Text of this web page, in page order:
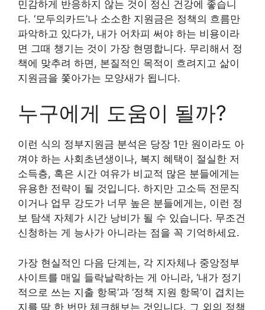
민감하게 반응하지 않는 것이 정신 건강에 좋습니
다. ‘모두의카드’나 소소한 지원금은 정책의 흐름만
파악하고 있다가, 내가 어차피 써야 하는 비용이라
면 그때 챙기는 것이 가장 현명합니다. 무리해서 정
책에 맞추려 하면, 본질적인 목적이 흐려지고 삶이
지원금을 쫓아가는 모양새가 됩니다.
누구에게 도움이 될까?
이런 식의 정부지원금 분석은 당장 1만 원이라도 아
껴야 하는 사회초년생이나, 복지 혜택이 절실한 저
소득층, 혹은 시간 여유가 비교적 많은 분들에게는
유용한 전략이 될 것입니다. 하지만 고소득 전문직
이거나 업무 강도가 너무 높은 분들에게는, 이런 정
보 탐색 자체가 시간 낭비가 될 수 있습니다. 무조건
신청하는 게 능사가 아니라는 점을 꼭 기억하세요.
가장 현실적인 다음 단계는, 각 지자체나 중앙정부
사이트를 매일 들락날락하는 게 아니라, ‘내가 정기
적으로 쓰는 지출 항목’과 ‘정책 지원 항목’이 겹치는
지를 딱 한 번만 체크해보는 것입니다. 그 외의 정책